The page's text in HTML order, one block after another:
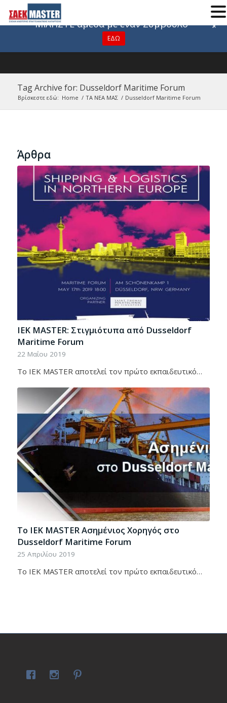
Tag Archive for: Dusseldorf Maritime Forum
Βρίσκεστε εδώ: Home / ΤΑ ΝΕΑ ΜΑΣ / Dusseldorf Maritime Forum
Άρθρα
IEK MASTER: Στιγμιότυπα από Dusseldorf
Maritime Forum
22 Μαΐου 2019
To ΙΕΚ ΜΑSTER αποτελεί τον πρώτο εκπαιδευτικό…
Το ΙEK ΜΑSTER Ασημένιος Χορηγός στο
Dusseldorf Maritime Forum
25 Απριλίου 2019
To ΙΕΚ ΜΑSTER αποτελεί τον πρώτο εκπαιδευτικό…
Για οποιαδήποτε πληροφορία
ΜΙΛΗΣΤΕ άμεσα με έναν Σύμβουλο
ΕΔΩ
+